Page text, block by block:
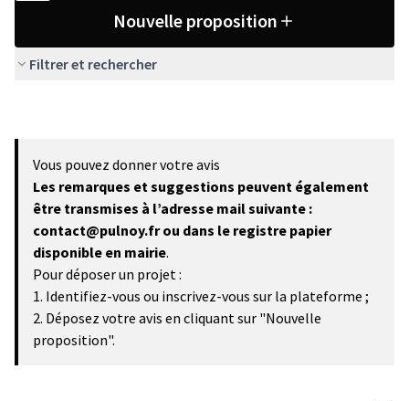
Nouvelle proposition
Filtrer et rechercher
Vous pouvez donner votre avis
Les remarques et suggestions peuvent également
être transmises à l’adresse mail suivante :
contact@pulnoy.fr ou dans le registre papier
disponible en mairie.
Pour déposer un projet :
1. Identifiez-vous ou inscrivez-vous sur la plateforme ;
2. Déposez votre avis en cliquant sur "Nouvelle
proposition".